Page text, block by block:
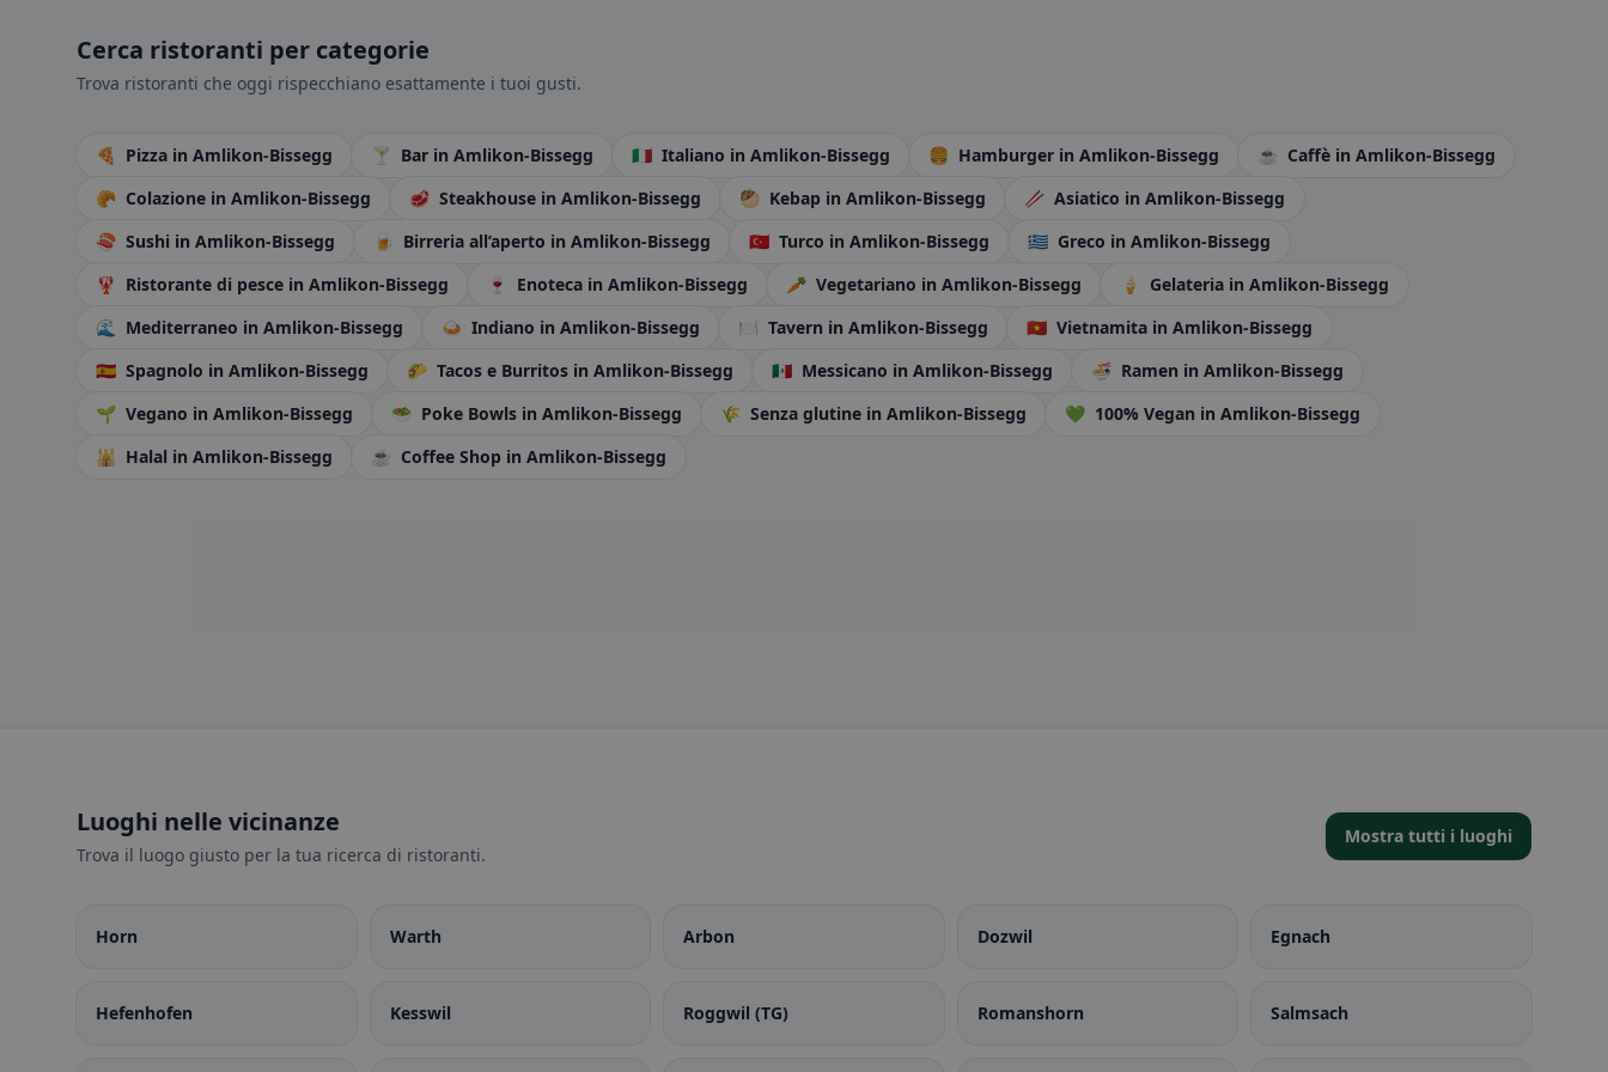
Cerca ristoranti per categorie
Trova ristoranti che oggi rispecchiano esattamente i tuoi gusti.
🍕 Pizza in Amlikon-Bissegg 🍸 Bar in Amlikon-Bissegg 🇮🇹 Italiano in Amlikon-Bissegg 🍔 Hamburger in Amlikon-Bissegg ☕ Caffè in Amlikon-Bissegg
🥐 Colazione in Amlikon-Bissegg 🥩 Steakhouse in Amlikon-Bissegg 🥙 Kebap in Amlikon-Bissegg 🥢 Asiatico in Amlikon-Bissegg
🍣 Sushi in Amlikon-Bissegg 🍺 Birreria all’aperto in Amlikon-Bissegg 🇹🇷 Turco in Amlikon-Bissegg 🇬🇷 Greco in Amlikon-Bissegg
🦞 Ristorante di pesce in Amlikon-Bissegg 🍷 Enoteca in Amlikon-Bissegg 🥕 Vegetariano in Amlikon-Bissegg 🍦 Gelateria in Amlikon-Bissegg
🌊
Mediterraneo in Amlikon-Bissegg 🍛 Indiano in Amlikon-Bissegg 🍽️ Tavern in Amlikon-Bissegg 🇻🇳 Vietnamita in Amlikon-Bissegg
🇪🇸 Spagnolo in Amlikon-Bissegg 🌮 Tacos e Burritos in Amlikon-Bissegg 🇲🇽 Messicano in Amlikon-Bissegg 🍜 Ramen in Amlikon-Bissegg
🌱 Vegano in Amlikon-Bissegg 🥗 Poke Bowls in Amlikon-Bissegg 🌾 Senza glutine in Amlikon-Bissegg 💚 100% Vegan in Amlikon-Bissegg
🕌 Halal in Amlikon-Bissegg ☕ Coffee Shop in Amlikon-Bissegg
Luoghi nelle vicinanze
Trova il luogo giusto per la tua ricerca di ristoranti.
Mostra tutti i luoghi
Horn Warth Arbon Dozwil Egnach
Hefenhofen Kesswil Roggwil (TG) Romanshorn Salmsach